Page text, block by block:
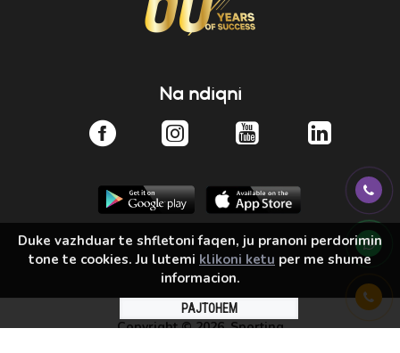
Na ndiqni
Copyright ©2026, Sporting
PAJTOHEM
Duke vazhduar te shfletoni faqen, ju pranoni perdorimin
tone te cookies. Ju lutemi klikoni ketu per me shume
informacion.